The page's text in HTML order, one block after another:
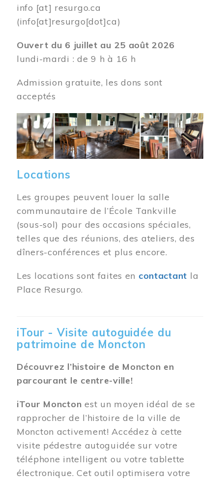
info [at] resurgo.ca
(info[at]resurgo[dot]ca)
Ouvert du 6 juillet au 25 août 2026
lundi-mardi : de 9 h à 16 h
Admission gratuite, les dons sont
acceptés
Image
Locations
Les groupes peuvent louer la salle
communautaire de l’École Tankville
(sous-sol) pour des occasions spéciales,
telles que des réunions, des ateliers, des
dîners-conférences et plus encore.
Les locations sont faites en contactant la
Place Resurgo.
iTour - Visite autoguidée du
patrimoine de Moncton
Découvrez l’histoire de Moncton en
parcourant le centre-ville!
iTour Moncton est un moyen idéal de se
rapprocher de l’histoire de la ville de
Moncton activement! Accédez à cette
visite pédestre autoguidée sur votre
téléphone intelligent ou votre tablette
électronique. Cet outil optimisera votre